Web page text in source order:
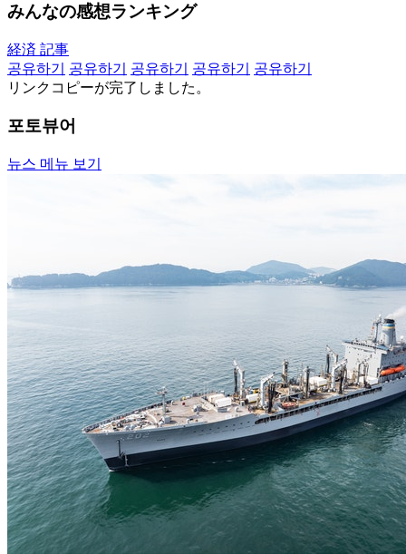
みんなの感想ランキング
経済 記事
공유하기
공유하기 공유하기 공유하기
공유하기
リンクコピーが完了しました。
포토뷰어
뉴스 메뉴 보기